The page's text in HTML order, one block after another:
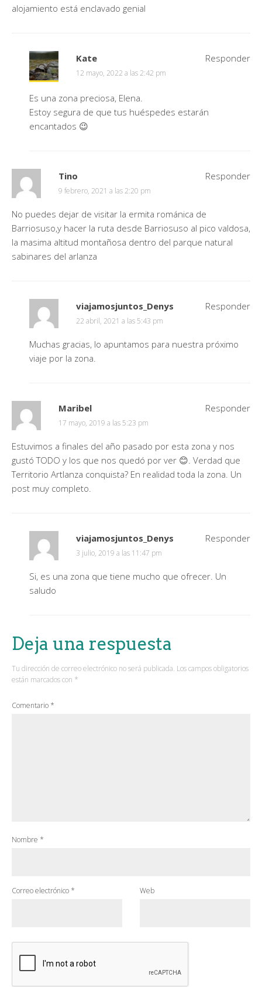
alojamiento está enclavado genial
Kate
12 mayo, 2022 a las 2:42 pm
Es una zona preciosa, Elena.
Estoy segura de que tus huéspedes estarán
encantados 😉
Responder
Tino
9 febrero, 2021 a las 2:20 pm
No puedes dejar de visitar la ermita románica de
Barriosuso,y hacer la ruta desde Barriosuso al pico valdosa,
la masima altitud montañosa dentro del parque natural
sabinares del arlanza
Responder
viajamosjuntos_Denys
22 abril, 2021 a las 5:43 pm
Muchas gracias, lo apuntamos para nuestra próximo
viaje por la zona.
Responder
Maribel
17 mayo, 2019 a las 5:23 pm
Estuvimos a finales del año pasado por esta zona y nos
gustó TODO y los que nos quedó por ver 😊. Verdad que
Territorio Artlanza conquista? En realidad toda la zona. Un
post muy completo.
Responder
viajamosjuntos_Denys
3 julio, 2019 a las 11:47 pm
Si, es una zona que tiene mucho que ofrecer. Un
saludo
Responder
Deja una respuesta
Tu dirección de correo electrónico no será publicada. Los campos obligatorios
están marcados con *
Comentario *
Nombre *
Correo electrónico * Web